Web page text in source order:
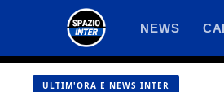
contenuto
NEWS
ULTIM'ORA E NEWS INTER